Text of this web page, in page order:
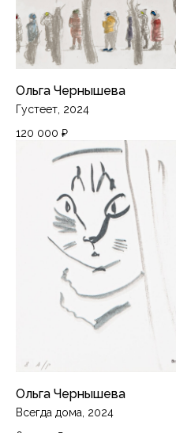
Ольга Чернышева
Густеет, 2024
120 000 ₽
Ольга Чернышева
Всегда дома, 2024